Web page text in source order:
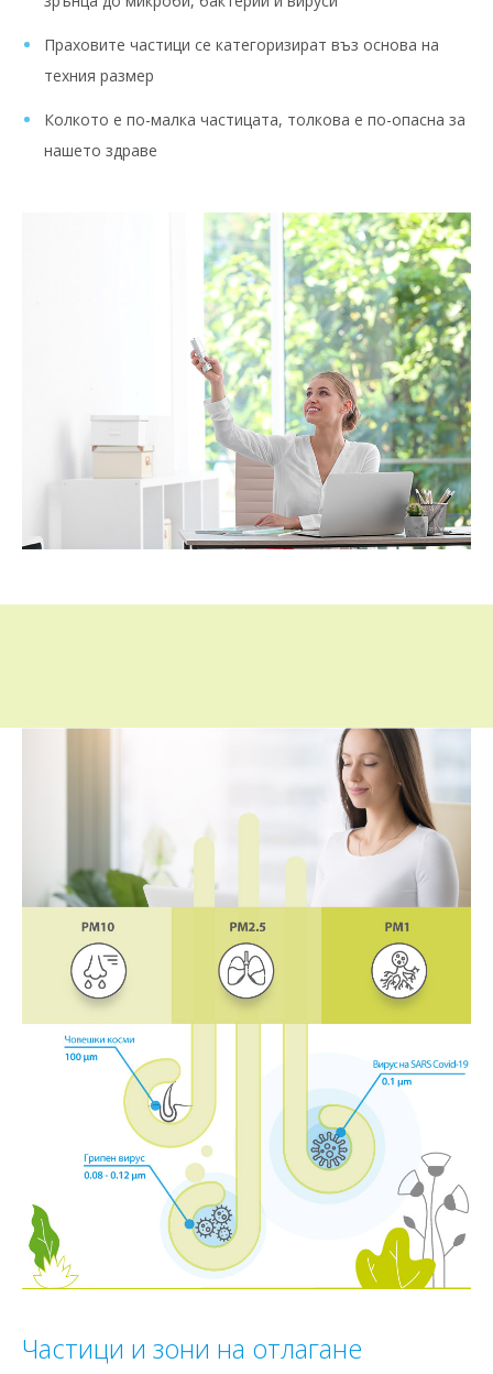
Праховите частици се категоризират въз основа на
техния размер
Колкото е по-малка частицата, толкова е по-опасна за
нашето здраве
Частици и зони на отлагане